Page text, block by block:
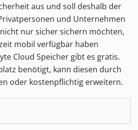
aus und soll deshalb der
und Unternehmen
nur sicher sichern möchten,
mobil verfügbar haben
Cloud Speicher gibt es gratis.
benötigt, kann diesen durch
oder kostenpflichtig erweitern.